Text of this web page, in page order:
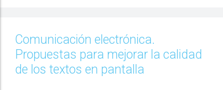
Comunicación electrónica.
Propuestas para mejorar la calidad
de los textos en pantalla